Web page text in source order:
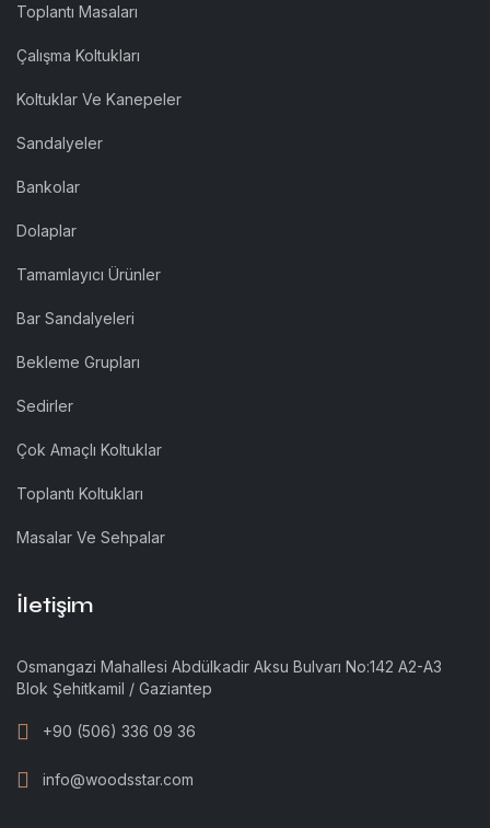
Toplantı Masaları
Çalışma Koltukları
Koltuklar Ve Kanepeler
Sandalyeler
Bankolar
Dolaplar
Tamamlayıcı Ürünler
Bar Sandalyeleri
Bekleme Grupları
Sedirler
Çok Amaçlı Koltuklar
Toplantı Koltukları
Masalar Ve Sehpalar
İletişim
Osmangazi Mahallesi Abdülkadir Aksu Bulvarı No:142 A2-A3
Blok Şehitkamil / Gaziantep
+90 (506) 336 09 36
info@woodsstar.com